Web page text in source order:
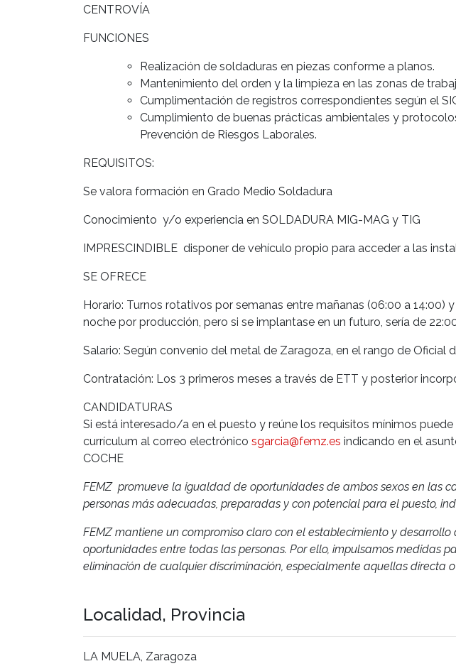
CENTROVÍA
FUNCIONES
Realización de soldaduras en piezas conforme a planos.
Mantenimiento del orden y la limpieza en las zonas de
Cumplimentación de registros correspondientes según el
Cumplimiento de buenas prácticas ambientales y
Prevención de Riesgos Laborales.
REQUISITOS:
Se valora formación en Grado Medio Soldadura
Conocimiento y/o experiencia en SOLDADURA MIG-MAG y TIG
IMPRESCINDIBLE disponer de vehículo propio para acceder a las
SE OFRECE
Horario: Turnos rotativos por semanas entre mañanas (06:00 a 14:00)
noche por producción, pero si se implantase en un futuro, sería de
Salario: Según convenio del metal de Zaragoza, en el rango de Oficial
Contratación: Los 3 primeros meses a través de ETT y posterior
CANDIDATURAS
Si está interesado/a en el puesto y reúne los requisitos mínimos
currículum al correo electrónico sgarcia@femz.es indicando en el
COCHE
FEMZ promueve la igualdad de oportunidades de ambos sexos en las
personas más adecuadas, preparadas y con potencial para el puesto,
FEMZ mantiene un compromiso claro con el establecimiento y
oportunidades entre todas las personas. Por ello, impulsamos medidas
eliminación de cualquier discriminación, especialmente aquellas directa
Localidad, Provincia
LA MUELA, Zaragoza